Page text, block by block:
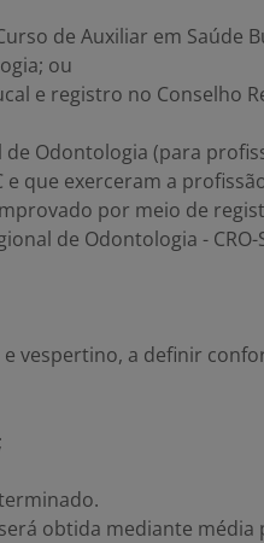
de Auxiliar em Saúde
ou
e registro no Conselho
de Odontologia (para
e que exerceram a
por meio de
de Odontologia - CRO-
vespertino, a definir
obtida mediante média